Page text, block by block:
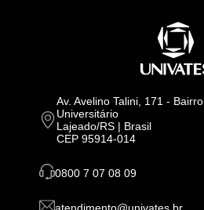
Av. Avelino Talini, 171 - Bairro
Universitário
Lajeado/RS | Brasil
CEP 95914-014
0800 7 07 08 09